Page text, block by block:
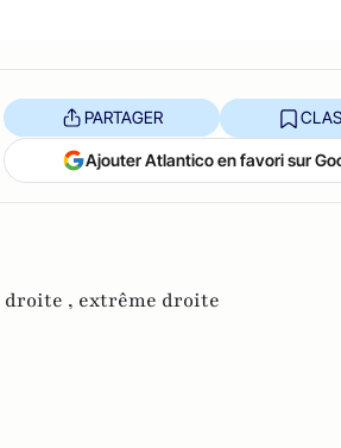
PARTAGER
Ajouter Atlantico en favori sur
droite , extrême droite